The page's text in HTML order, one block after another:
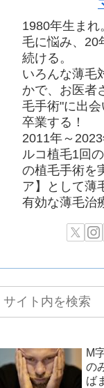
1980年生まれ
毛に悩み、20
続ける。
いろんな薄毛
かで、お医者
毛手術"に出
卒業する！
2011年～
ルコ植毛1回
の植毛手術を
ア】として薄
有効な薄毛治
M
の
ば